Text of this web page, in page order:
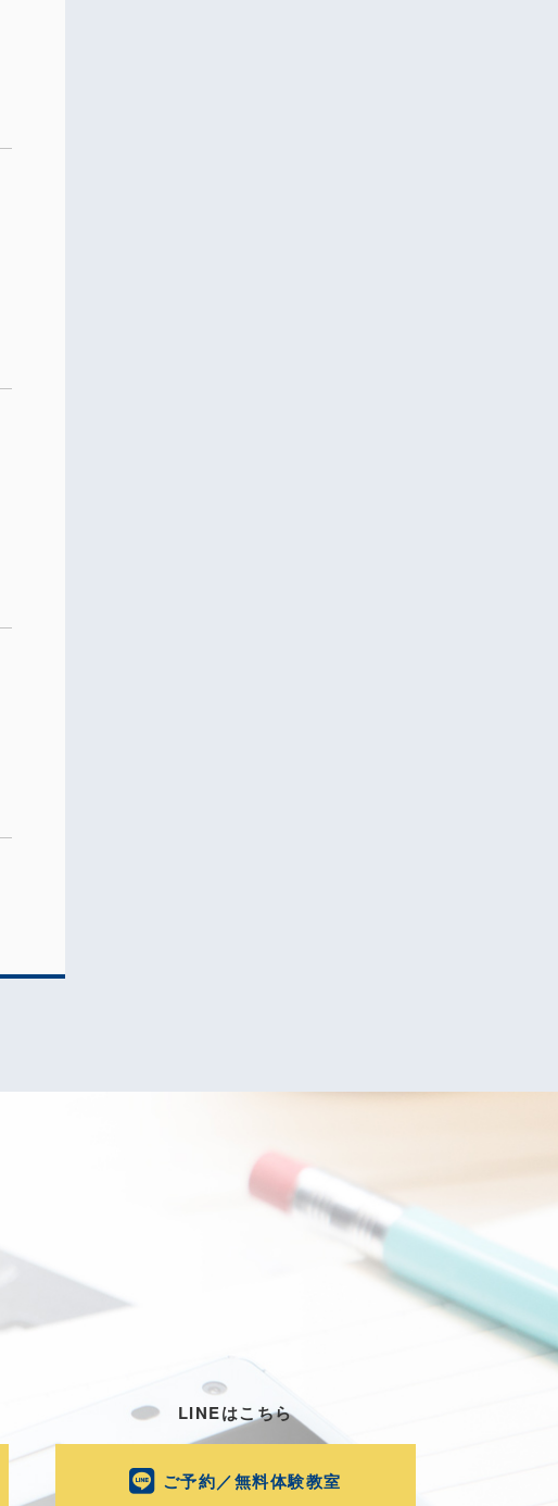
LINEはこちら
ご予約／無料体験教室